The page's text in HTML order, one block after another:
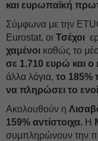
και ευρωπαϊκή
Σύμφωνα με την
Eurostat, οι Τσέχοι
χαμένοι καθώς το
σε 1.710 ευρώ και ο
άλλα λόγια, το 185%
να πληρώσει το
Ακολουθούν η
159% αντίστοιχα. Η
συμπληρώνουν την